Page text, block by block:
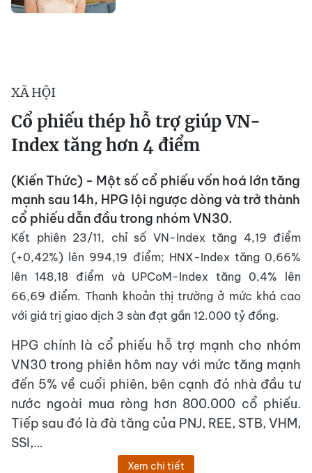
XÃ HỘI
Cổ phiếu thép hỗ trợ giúp VN-
Index tăng hơn 4 điểm
(Kiến Thức) - Một số cổ phiếu vốn hoá lớn tăng
mạnh sau 14h, HPG lội ngược dòng và trở thành
cổ phiếu dẫn đầu trong nhóm VN30.
Kết phiên 23/11, chỉ số VN-Index tăng 4,19 điểm
(+0,42%) lên 994,19 điểm; HNX-Index tăng 0,66%
lên 148,18 điểm và UPCoM-Index tăng 0,4% lên
66,69 điểm. Thanh khoản thị trường ở mức khá cao
với giá trị giao dịch 3 sàn đạt gần 12.000 tỷ đồng.
HPG chính là cổ phiếu hỗ trợ mạnh cho nhóm
VN30 trong phiên hôm nay với mức tăng mạnh
đến 5% về cuối phiên, bên cạnh đó nhà đầu tư
nước ngoài mua ròng hơn 800.000 cổ phiếu.
Tiếp sau đó là đà tăng của PNJ, REE, STB, VHM,
SSI,…
Xem chi tiết